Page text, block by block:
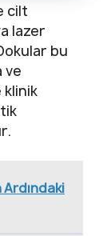
cilt
lazer
bu
ve
klinik